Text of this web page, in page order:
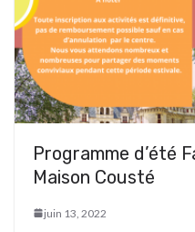
Programme d’été
Maison Cousté
juin 13, 2022